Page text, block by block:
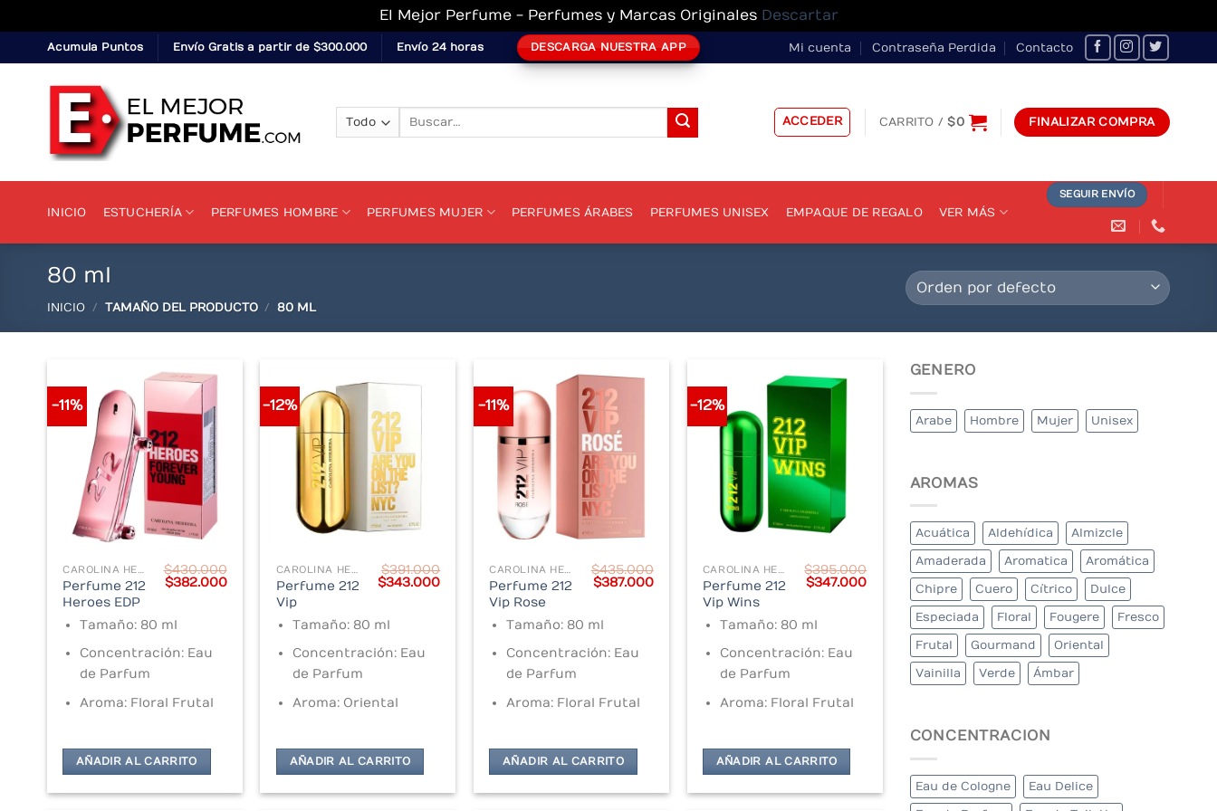
El Mejor Perfume - Perfumes y Marcas Originales Descartar
to
content
Acumula Puntos Envío Gratis a partir de $300.000 Envío 24 horas DESCARGA NUESTRA APP Mi cuenta Contraseña Perdida Contacto
ACCEDER CARRITO /$0 FINALIZAR COMPRA
INICIO ESTUCHERÍA PERFUMES HOMBRE PERFUMES MUJER PERFUMES ÁRABES PERFUMES UNISEX EMPAQUE DE REGALO VER MÁS
SEGUIR ENVÍO
80 ml
INICIO / TAMAÑO DEL PRODUCTO / 80 ML
-11%
CAROLINA HERRERA
Perfume 212
Heroes EDP
$430.000
Original
$430.000.
$382.000Current
Tamaño: 80 ml
Concentración: Eau
de Parfum
Aroma: Floral Frutal
AÑADIR AL CARRITO
-12%
CAROLINA HERRERA
Perfume 212
Vip
$391.000
Original
$391.000.
$343.000Current
Tamaño: 80 ml
Concentración: Eau
de Parfum
Aroma: Oriental
AÑADIR AL CARRITO
-11%
CAROLINA HERRERA
Perfume 212
Vip Rose
$435.000
Original
$435.000.
$387.000Current
Tamaño: 80 ml
Concentración: Eau
de Parfum
Aroma: Floral Frutal
AÑADIR AL CARRITO
-12%
CAROLINA HERRERA
Perfume 212
Vip Wins
$395.000
Original
$395.000.
$347.000Current
$347.000.
Tamaño: 80 ml
Concentración: Eau
de Parfum
Aroma: Floral Frutal
AÑADIR AL CARRITO
GENERO
Arabe Hombre Mujer Unisex
AROMAS
Acuática Aldehídica Almizcle
Amaderada Aromatica Aromática
Chipre Cuero Cítrico Dulce
Especiada Floral Fougere Fresco
Frutal Gourmand Oriental
Vainilla Verde Ámbar
CONCENTRACION
Eau de Cologne Eau Delice